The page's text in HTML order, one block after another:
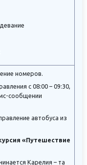
номеров.
с 08:00 – 09:30,
сообщении
автобуса из
«Путешествие
Карелия – та